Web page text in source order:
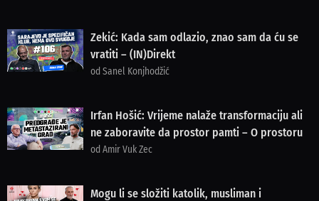
Zekić: Kada sam odlazio, znao sam da ću se
vratiti – (IN)Direkt
od Sanel Konjhodžić
Irfan Hošić: Vrijeme nalaže transformaciju ali
ne zaboravite da prostor pamti – O prostoru
od Amir Vuk Zec
Mogu li se složiti katolik, musliman i